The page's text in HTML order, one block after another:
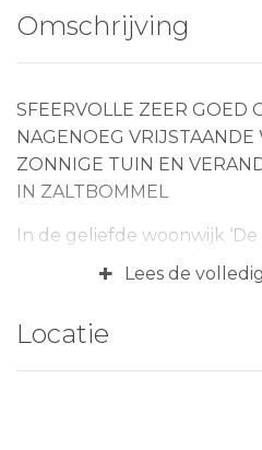
Omschrijving
SFEERVOLLE ZEER GOED
NAGENOEG
ZONNIGE TUIN EN
IN ZALTBOMMEL
In de geliefde woonwijk
nagenoeg vrijstaande
inpandig te bereiken
verder omgeven door een
voorzien van vrijstaande
+ Lees de
Locatie